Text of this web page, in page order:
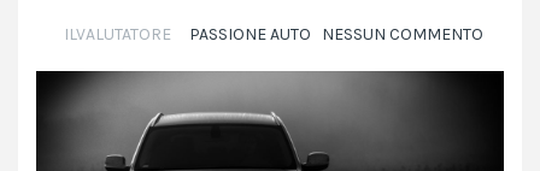
ILVALUTATORE PASSIONE AUTO NESSUN COMMENTO